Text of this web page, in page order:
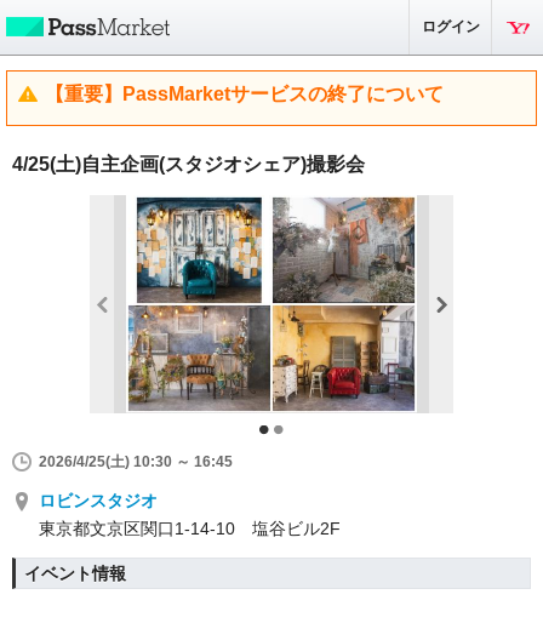
ログイン
【重要】PassMarketサービスの終了について
4/25(土)自主企画(スタジオシェア)撮影会
2026/4/25(土) 10:30 ～ 16:45
ロビンスタジオ
東京都文京区関口1-14-10 塩谷ビル2F
イベント情報